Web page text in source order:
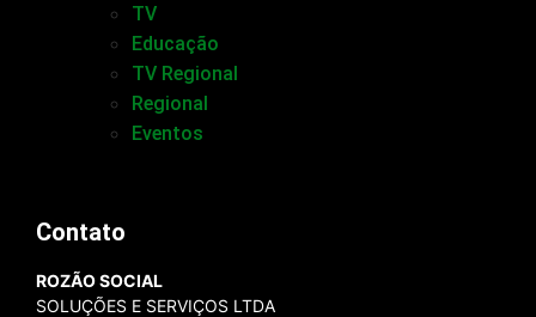
TV
Educação
TV Regional
Regional
Eventos
Contato
ROZÃO SOCIAL
SOLUÇÕES E SERVIÇOS LTDA